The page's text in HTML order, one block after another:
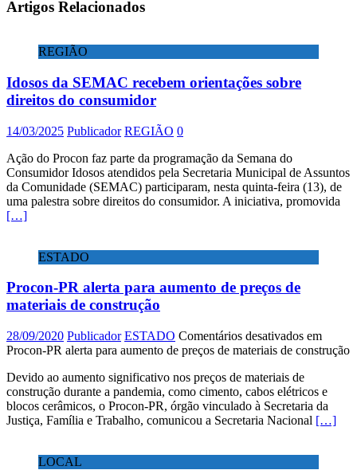
Artigos Relacionados
REGIÃO
Idosos da SEMAC recebem orientações sobre
direitos do consumidor
14/03/2025 Publicador REGIÃO 0
Ação do Procon faz parte da programação da Semana do
Consumidor Idosos atendidos pela Secretaria Municipal de Assuntos
da Comunidade (SEMAC) participaram, nesta quinta-feira (13), de
uma palestra sobre direitos do consumidor. A iniciativa, promovida
[…]
ESTADO
Procon-PR alerta para aumento de preços de
materiais de construção
28/09/2020 Publicador ESTADO Comentários desativados em
Procon-PR alerta para aumento de preços de materiais de construção
Devido ao aumento significativo nos preços de materiais de
construção durante a pandemia, como cimento, cabos elétricos e
blocos cerâmicos, o Procon-PR, órgão vinculado à Secretaria da
Justiça, Família e Trabalho, comunicou a Secretaria Nacional […]
LOCAL